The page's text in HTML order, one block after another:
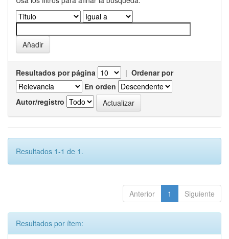
Resultados por página | Ordenar por
En orden
Autor/registro
Resultados 1-1 de 1.
Anterior 1 Siguiente
Resultados por ítem: